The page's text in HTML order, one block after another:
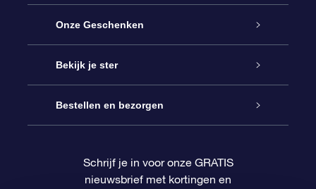
Service
Contact
Blog
OSR Recensies
Onze Geschenken
Online Star Gift
OSR Cadeaupakket
OSR Cadeaukaart
Bekijk je ster
Sterrenregister
Gepersonaliseerde sterrenpagina
Bestellen en bezorgen
Betalingsinformatie
Schrijf je in voor onze GRATIS
nieuwsbrief met kortingen en